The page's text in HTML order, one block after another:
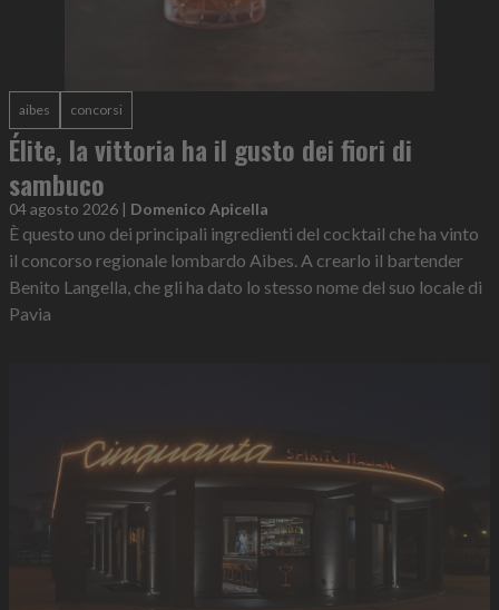
aibes concorsi
Élite, la vittoria ha il gusto dei fiori di
sambuco
04 agosto 2026 | Domenico Apicella
È questo uno dei principali ingredienti del cocktail che ha vinto
il concorso regionale lombardo Aibes. A crearlo il bartender
Benito Langella, che gli ha dato lo stesso nome del suo locale di
Pavia